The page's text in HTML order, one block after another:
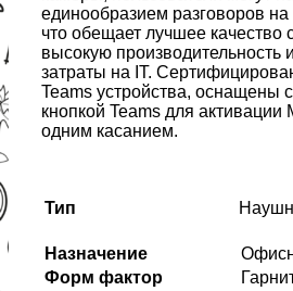
единообразием разговоров
что обещает лучшее качество
высокую производительность
затраты на IT.
Teams устройства, оснащены
кнопкой Teams для активации
одним касанием.
Тип
Назначение
Форм фактор